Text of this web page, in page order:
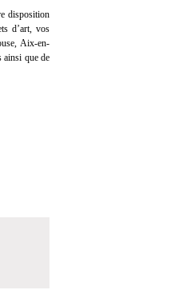
disposition
d’art, vos
Aix-en-
ainsi que de